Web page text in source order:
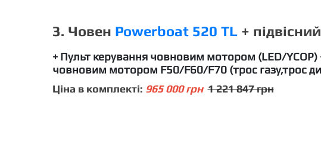
3. Човен Powerboat 520 TL +
+ Пульт керування човновим мотором (LED/
човновим мотором F50/F60/F70 (трос газу,трос
Ціна в комплекті: 965 000 грн 1 221 847 грн